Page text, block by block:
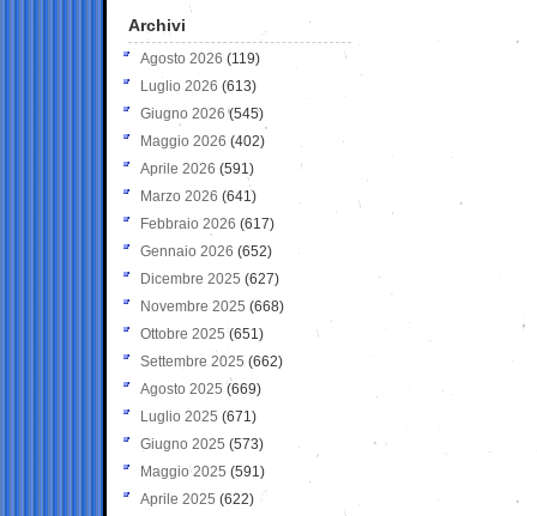
Archivi
Agosto 2026 (119)
Luglio 2026 (613)
Giugno 2026 (545)
Maggio 2026 (402)
Aprile 2026 (591)
Marzo 2026 (641)
Febbraio 2026 (617)
Gennaio 2026 (652)
Dicembre 2025 (627)
Novembre 2025 (668)
Ottobre 2025 (651)
Settembre 2025 (662)
Agosto 2025 (669)
Luglio 2025 (671)
Giugno 2025 (573)
Maggio 2025 (591)
Aprile 2025 (622)